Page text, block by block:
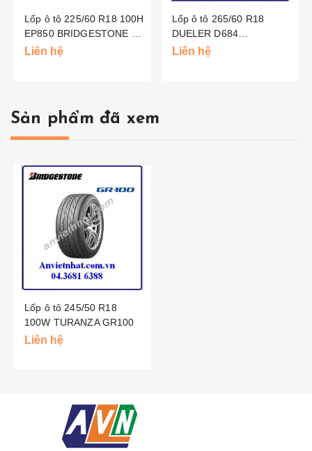
Lốp ô tô 225/60 R18 100H
EP850 BRIDGESTONE -
TL
Liên hệ
Lốp ô tô 265/60 R18
DUELER D684
Liên hệ
Sản phẩm đã xem
Lốp ô tô 245/50 R18
100W TURANZA GR100
BRIDGESTONE - Thái
Liên hệ